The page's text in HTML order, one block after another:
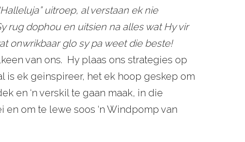
uitroep, al verstaan ek nie
rug dophou en uitsien na alles wat Hy vir
onwrikbaar glo sy pa weet die beste!
van ons. Hy plaas ons strategies op
is ek geinspireer, het ek hoop geskep om
en ‘n verskil te gaan maak, in die
en om te lewe soos ‘n Windpomp van